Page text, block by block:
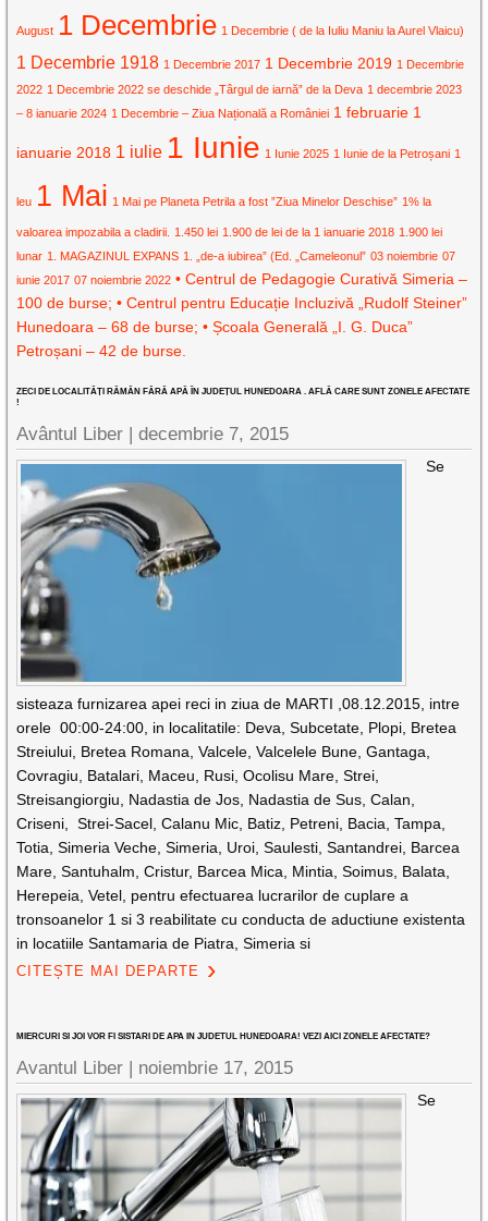
August 1 Decembrie 1 Decembrie ( de la Iuliu Maniu la Aurel Vlaicu)
1 Decembrie 1918 1 Decembrie 2017 1 Decembrie 2019 1 Decembrie
2022 1 Decembrie 2022 se deschide „Târgul de iarnă” de la Deva 1 decembrie 2023
– 8 ianuarie 2024 1 Decembrie – Ziua Națională a României 1 februarie 1
ianuarie 2018 1 iulie 1 Iunie 1 Iunie 2025 1 Iunie de la Petroșani 1
leu 1 Mai 1 Mai pe Planeta Petrila a fost ”Ziua Minelor Deschise” 1% la
valoarea impozabila a cladirii. 1.450 lei 1.900 de lei de la 1 ianuarie 2018 1.900 lei
lunar 1. MAGAZINUL EXPANS 1. „de-a iubirea” (Ed. „Cameleonul” 03 noiembrie 07
iunie 2017 07 noiembrie 2022 • Centrul de Pedagogie Curativă Simeria –
100 de burse; • Centrul pentru Educație Incluzivă „Rudolf Steiner”
Hunedoara – 68 de burse; • Școala Generală „I. G. Duca”
Petroșani – 42 de burse.
ZECI DE LOCALITĂȚI RĂMÂN FĂRĂ APĂ ÎN JUDEȚUL HUNEDOARA . AFLĂ CARE SUNT ZONELE AFECTATE
!
Avântul Liber |decembrie 7, 2015
Se
sisteaza furnizarea apei reci in ziua de MARTI ,08.12.2015, intre
orele 00:00-24:00, in localitatile: Deva, Subcetate, Plopi, Bretea
Streiului, Bretea Romana, Valcele, Valcelele Bune, Gantaga,
Covragiu, Batalari, Maceu, Rusi, Ocolisu Mare, Strei,
Streisangiorgiu, Nadastia de Jos, Nadastia de Sus, Calan,
Criseni, Strei-Sacel, Calanu Mic, Batiz, Petreni, Bacia, Tampa,
Totia, Simeria Veche, Simeria, Uroi, Saulesti, Santandrei, Barcea
Mare, Santuhalm, Cristur, Barcea Mica, Mintia, Soimus, Balata,
Herepeia, Vetel, pentru efectuarea lucrarilor de cuplare a
tronsoanelor 1 si 3 reabilitate cu conducta de aductiune existenta
in locatiile Santamaria de Piatra, Simeria si
CITEȘTE MAI DEPARTE
MIERCURI SI JOI VOR FI SISTARI DE APA IN JUDETUL HUNEDOARA! VEZI AICI ZONELE AFECTATE?
Avantul Liber | noiembrie 17, 2015
Se